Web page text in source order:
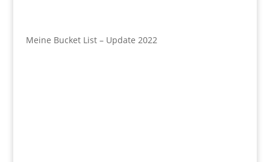
Meine Bucket List – Update 2022